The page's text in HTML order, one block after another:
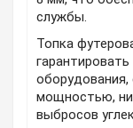
службы.
Топка
мощностью,
выбросов